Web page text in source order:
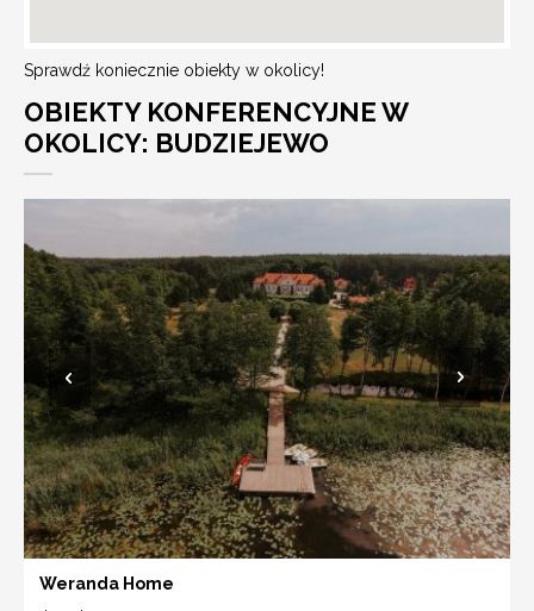
Sprawdź koniecznie obiekty w okolicy!
OBIEKTY KONFERENCYJNE W
OKOLICY: BUDZIEJEWO
Weranda Home